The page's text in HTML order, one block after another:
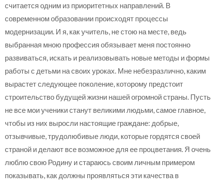
считается одним из приоритетных направлений. В
современном образовании происходят процессы
модернизации. И я, как учитель, не стою на месте, ведь
выбранная мною профессия обязывает меня постоянно
развиваться, искать и реализовывать новые методы и формы
работы с детьми на своих уроках. Мне небезразлично, каким
вырастет следующее поколение, которому предстоит
строительство будущей жизни нашей огромной страны. Пусть
не все мои ученики станут великими людьми, самое главное,
чтобы из них выросли настоящие граждане: добрые,
отзывчивые, трудолюбивые люди, которые гордятся своей
страной и делают все возможное для ее процветания. Я очень
люблю свою Родину и стараюсь своим личным примером
показывать, как должны проявляться эти качества в